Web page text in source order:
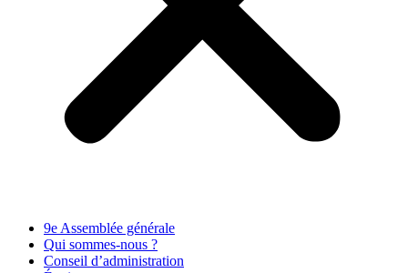
9e Assemblée générale
Qui sommes-nous ?
Conseil d’administration